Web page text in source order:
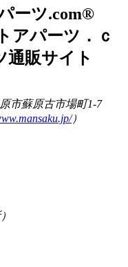
ーツ.com®
アパーツ．ｃ
通販サイト
市蘇原古市場町1-7
）